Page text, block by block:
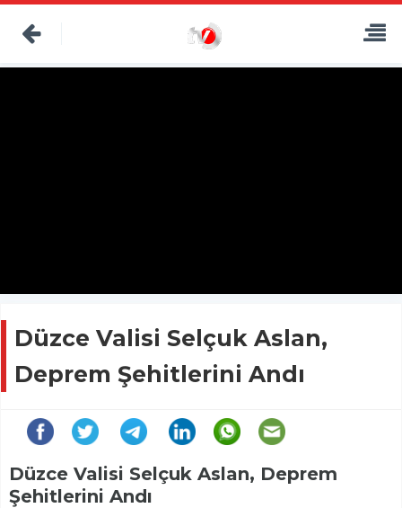
Düzce Valisi Selçuk Aslan,
Deprem Şehitlerini Andı
Düzce Valisi Selçuk Aslan, Deprem
Şehitlerini Andı